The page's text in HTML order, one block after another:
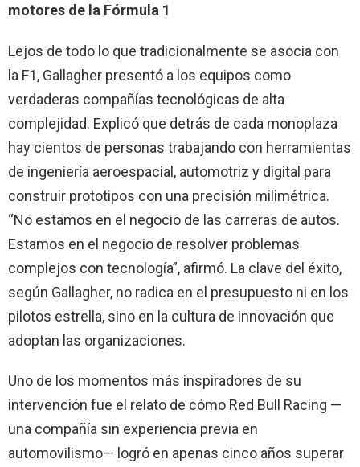
motores de la Fórmula 1
Lejos de todo lo que tradicionalmente se asocia con
la F1, Gallagher presentó a los equipos como
verdaderas compañías tecnológicas de alta
complejidad. Explicó que detrás de cada monoplaza
hay cientos de personas trabajando con herramientas
de ingeniería aeroespacial, automotriz y digital para
construir prototipos con una precisión milimétrica.
“No estamos en el negocio de las carreras de autos.
Estamos en el negocio de resolver problemas
complejos con tecnología”, afirmó. La clave del éxito,
según Gallagher, no radica en el presupuesto ni en los
pilotos estrella, sino en la cultura de innovación que
adoptan las organizaciones.
Uno de los momentos más inspiradores de su
intervención fue el relato de cómo Red Bull Racing —
una compañía sin experiencia previa en
automovilismo— logró en apenas cinco años superar